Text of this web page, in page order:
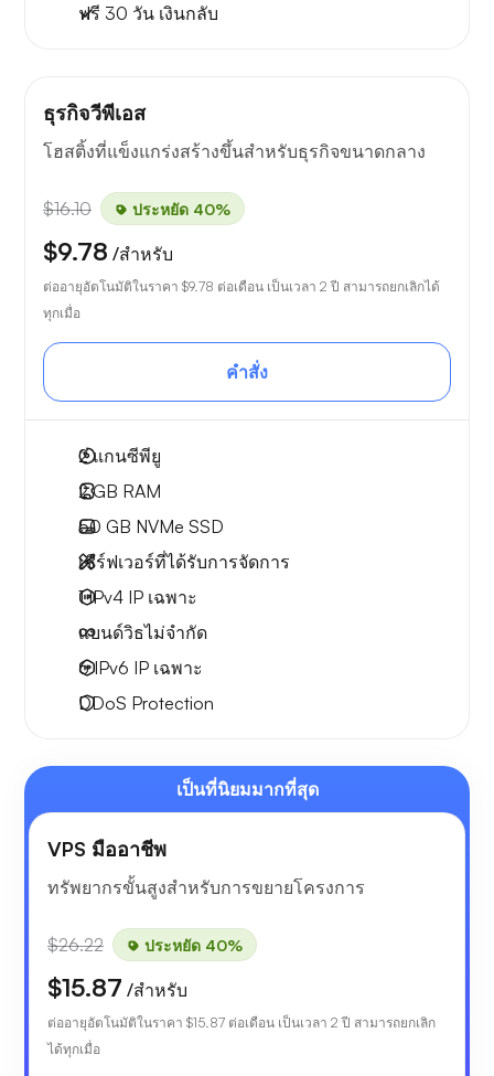
ฟรี 30 วัน เงินกลับ
ธุรกิจวีพีเอส
โฮสติ้งที่แข็งแกร่งสร้างขึ้นสำหรับธุรกิจขนาดกลาง
$16.10 ประหยัด 40%
$9.78 /สำหรับ
ต่ออายุอัตโนมัติในราคา $9.78 ต่อเดือน เป็นเวลา 2 ปี สามารถยกเลิกได้
ทุกเมื่อ
คำสั่ง
2แกนซีพียู
2 GB RAM
50 GB NVMe SSD
เซิร์ฟเวอร์ที่ได้รับการจัดการ
1 IPv4 IP เฉพาะ
แบนด์วิธไม่จำกัด
6 IPv6 IP เฉพาะ
DDoS Protection
เป็นที่นิยมมากที่สุด
VPS มืออาชีพ
ทรัพยากรขั้นสูงสำหรับการขยายโครงการ
$26.22 ประหยัด 40%
$15.87 /สำหรับ
ต่ออายุอัตโนมัติในราคา $15.87 ต่อเดือน เป็นเวลา 2 ปี สามารถยกเลิก
ได้ทุกเมื่อ